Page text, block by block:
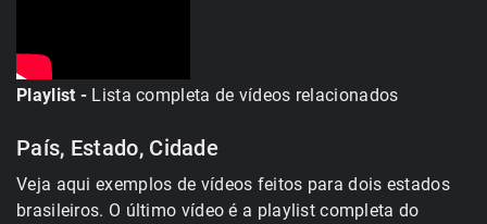
Playlist - Lista completa de vídeos relacionados
País, Estado, Cidade
Veja aqui exemplos de vídeos feitos para dois estados
brasileiros. O último vídeo é a playlist completa do